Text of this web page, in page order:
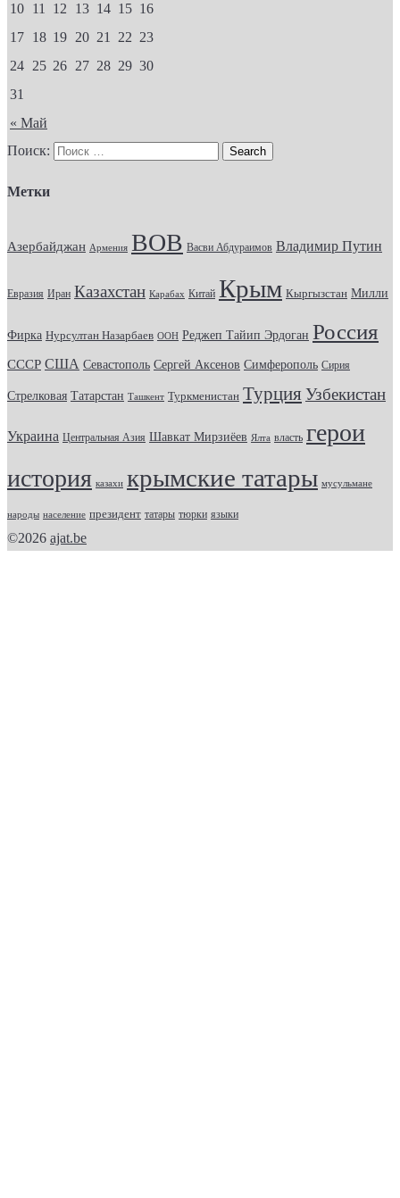
« Май
10 11 12 13 14 15 16
17 18 19 20 21 22 23
24 25 26 27 28 29 30
31
Поиск:
Метки
Азербайджан Армения ВОВ Васви Абдураимов Владимир Путин
Евразия Иран Казахстан Карабах Китай Крым Кыргызстан Милли
Фирка Нурсултан Назарбаев ООН Реджеп Тайип Эрдоган Россия
СССР США Севастополь Сергей Аксенов Симферополь Сирия
Стрелковая Татарстан Ташкент Туркменистан Турция Узбекистан
Украина Центральная Азия Шавкат Мирзиёев Ялта власть герои
история казахи крымские татары мусульмане
народы население президент татары тюрки языки
©2026 ajat.be